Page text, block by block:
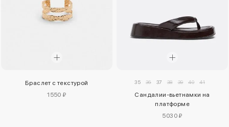
Браслет с текстурой
1550 ₽
35 36 37 38 39 40 41
Сандалии-вьетнамки на
платформе
5030 ₽